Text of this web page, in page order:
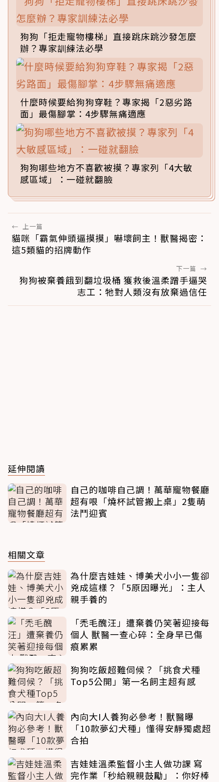
狗狗「拒走寵物樓梯」直接跳床跳沙發怎麼
辦？專家訓練法必學
什麼時候要給狗狗穿鞋？專家揭「2惡劣路
面」最傷腳掌：4步驟無痛適應
狗狗哪些地方不喜歡被摸？專家列「4大敏
感區域」：一碰就翻臉
← 上一篇
貓咪「霸氣伸頭逼摸摸」嚇壞飼主！獸醫揭密：
這5類貓的招牌動作
下一篇 →
狗狗被棄養餓到翻垃圾桶 獲救後溫柔蹭手逼哭
志工：牠對人類沒有放棄過信任
延伸閱讀
自己的咖啡自己調！萬華寵物餐廳
超有哏「燒杯試管搬上桌」2隻萌
法鬥迎賓
相關文章
為什麼吉娃娃、博美犬小小一隻卻
兇成這樣？「5原因曝光」：主人
親手養的
「禿毛醜汪」遭棄養仍笑著迎接每
個人 獸醫一查心碎：全身早已傷
痕累累
狗狗吃飯超難伺候？「挑食犬種
Top5公開」第一名飼主超有感
內向大I人養狗必參考！獸醫曝
「10款夢幻犬種」懂得安靜獨處超
合拍
吉娃娃溫柔監督小主人做功課 寫
完作業「秒給親親鼓勵」：你好棒